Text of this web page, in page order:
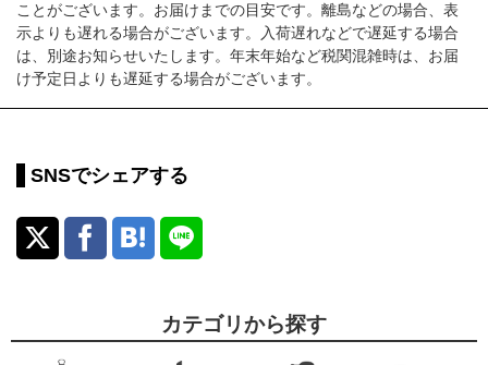
ことがございます。お届けまでの目安です。離島などの場合、表
示よりも遅れる場合がございます。入荷遅れなどで遅延する場合
は、別途お知らせいたします。年末年始など税関混雑時は、お届
け予定日よりも遅延する場合がございます。
SNSでシェアする
カテゴリから探す